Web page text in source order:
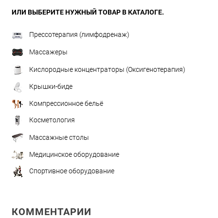
ИЛИ ВЫБЕРИТЕ НУЖНЫЙ ТОВАР В КАТАЛОГЕ.
Прессотерапия (лимфодренаж)
Массажеры
Кислородные концентраторы (Оксигенотерапия)
Крышки-биде
Компрессионное бельё
Косметология
Массажные столы
Медицинское оборудование
Спортивное оборудование
КОММЕНТАРИИ